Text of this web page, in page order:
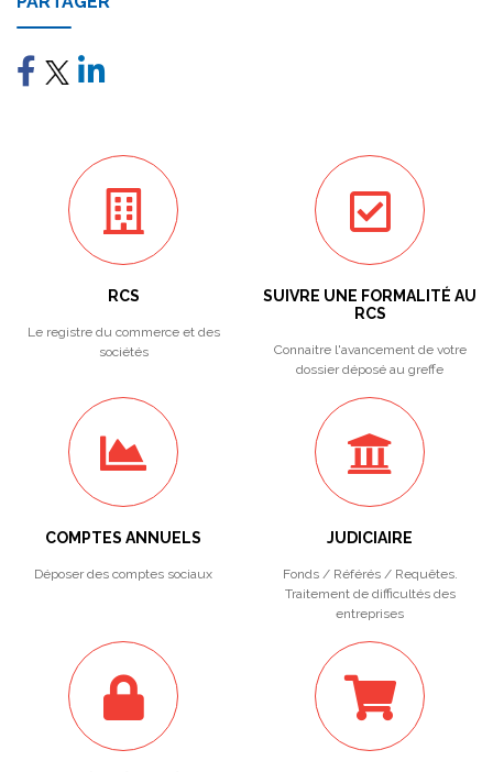
RCS
Le registre du commerce et des
sociétés
SUIVRE UNE FORMALITÉ AU
RCS
Connaitre l'avancement de votre
dossier déposé au greffe
COMPTES ANNUELS
Déposer des comptes sociaux
JUDICIAIRE
Fonds / Référés / Requêtes.
Traitement de difficultés des
entreprises